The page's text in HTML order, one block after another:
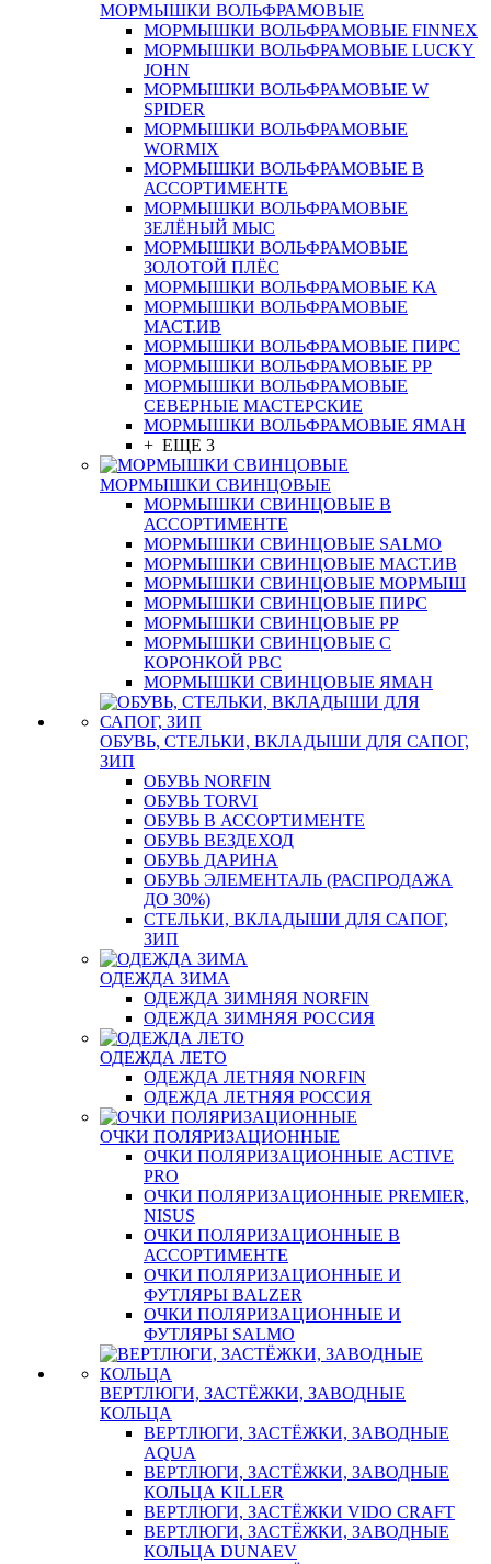
МОРМЫШКИ ВОЛЬФРАМОВЫЕ
МОРМЫШКИ ВОЛЬФРАМОВЫЕ FINNEX
МОРМЫШКИ ВОЛЬФРАМОВЫЕ LUCKY
JOHN
МОРМЫШКИ ВОЛЬФРАМОВЫЕ W
SPIDER
МОРМЫШКИ ВОЛЬФРАМОВЫЕ
WORMIX
МОРМЫШКИ ВОЛЬФРАМОВЫЕ В
АССОРТИМЕНТЕ
МОРМЫШКИ ВОЛЬФРАМОВЫЕ
ЗЕЛЁНЫЙ МЫС
МОРМЫШКИ ВОЛЬФРАМОВЫЕ
ЗОЛОТОЙ ПЛЁС
МОРМЫШКИ ВОЛЬФРАМОВЫЕ КА
МОРМЫШКИ ВОЛЬФРАМОВЫЕ
МАСТ.ИВ
МОРМЫШКИ ВОЛЬФРАМОВЫЕ ПИРС
МОРМЫШКИ ВОЛЬФРАМОВЫЕ РР
МОРМЫШКИ ВОЛЬФРАМОВЫЕ
СЕВЕРНЫЕ МАСТЕРСКИЕ
МОРМЫШКИ ВОЛЬФРАМОВЫЕ ЯМАН
+ ЕЩЕ 3
МОРМЫШКИ СВИНЦОВЫЕ
МОРМЫШКИ СВИНЦОВЫЕ В
АССОРТИМЕНТЕ
МОРМЫШКИ СВИНЦОВЫЕ SALMO
МОРМЫШКИ СВИНЦОВЫЕ МАСТ.ИВ
МОРМЫШКИ СВИНЦОВЫЕ МОРМЫШ
МОРМЫШКИ СВИНЦОВЫЕ ПИРС
МОРМЫШКИ СВИНЦОВЫЕ РР
МОРМЫШКИ СВИНЦОВЫЕ С
КОРОНКОЙ РВС
МОРМЫШКИ СВИНЦОВЫЕ ЯМАН
ОБУВЬ, СТЕЛЬКИ, ВКЛАДЫШИ ДЛЯ САПОГ,
ЗИП
ОБУВЬ NORFIN
ОБУВЬ TORVI
ОБУВЬ В АССОРТИМЕНТЕ
ОБУВЬ ВЕЗДЕХОД
ОБУВЬ ДАРИНА
ОБУВЬ ЭЛЕМЕНТАЛЬ (РАСПРОДАЖА
ДО 30%)
СТЕЛЬКИ, ВКЛАДЫШИ ДЛЯ САПОГ,
ЗИП
ОДЕЖДА ЗИМА
ОДЕЖДА ЗИМНЯЯ NORFIN
ОДЕЖДА ЗИМНЯЯ РОССИЯ
ОДЕЖДА ЛЕТО
ОДЕЖДА ЛЕТНЯЯ NORFIN
ОДЕЖДА ЛЕТНЯЯ РОССИЯ
ОЧКИ ПОЛЯРИЗАЦИОННЫЕ
ОЧКИ ПОЛЯРИЗАЦИОННЫЕ ACTIVE
PRO
ОЧКИ ПОЛЯРИЗАЦИОННЫЕ PREMIER,
NISUS
ОЧКИ ПОЛЯРИЗАЦИОННЫЕ В
АССОРТИМЕНТЕ
ОЧКИ ПОЛЯРИЗАЦИОННЫЕ И
ФУТЛЯРЫ BALZER
ОЧКИ ПОЛЯРИЗАЦИОННЫЕ И
ФУТЛЯРЫ SALMO
ВЕРТЛЮГИ, ЗАСТЁЖКИ, ЗАВОДНЫЕ
КОЛЬЦА
ВЕРТЛЮГИ, ЗАСТЁЖКИ, ЗАВОДНЫЕ
AQUA
ВЕРТЛЮГИ, ЗАСТЁЖКИ, ЗАВОДНЫЕ
КОЛЬЦА KILLER
ВЕРТЛЮГИ, ЗАСТЁЖКИ VIDO CRAFT
ВЕРТЛЮГИ, ЗАСТЁЖКИ, ЗАВОДНЫЕ
КОЛЬЦА DUNAEV